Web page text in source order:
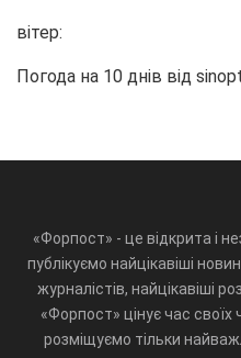
вітер:
Погода на 10 днів від
«Форпост» - це відкрита і
публікуємо найцікавіші
журналістів, найцікавіші
«Форпост» цінує час своїх
розміщуємо тільки